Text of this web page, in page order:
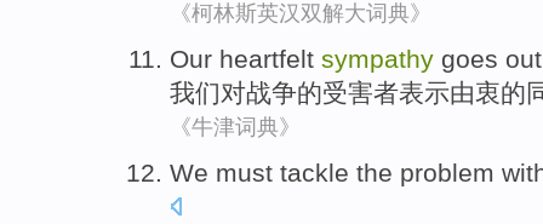
《柯林斯英汉双解大词典》
Our heartfelt sympathy goes out
我们对战争的受害者表示由衷的
《牛津词典》
We must tackle the problem